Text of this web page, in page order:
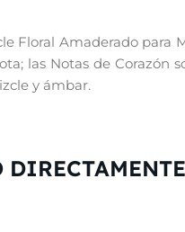
Floral Amaderado para
las Notas de Corazón
y ámbar.